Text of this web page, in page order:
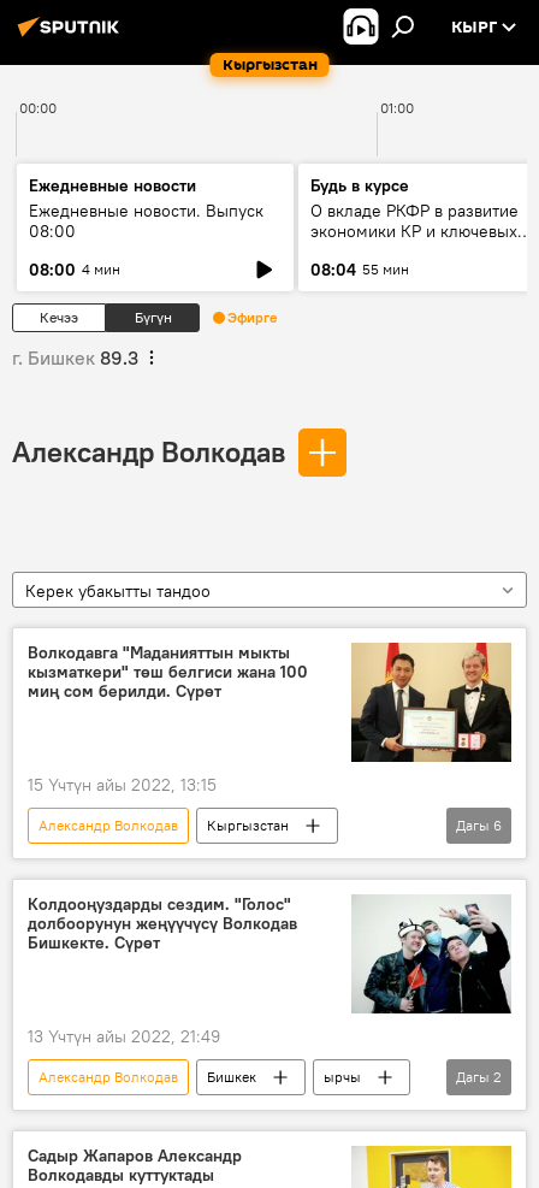
Кыргызстан
КЫРГ
00:00 01:00
Ежедневные новости
Ежедневные новости. Выпуск
08:00
08:00 4 мин
Будь в курсе
О вкладе РКФР в развитие
экономики КР и ключевых
08:04 55 мин
Кечээ Бүгүн Эфирге
г. Бишкек 89.3
Александр Волкодав
Керек убакытты тандоо
Волкодавга "Маданияттын мыкты
кызматкери" төш белгиси жана 100
миң сом берилди. Сүрөт
15 Үчтүн айы 2022, 13:15
Александр Волкодав
Кыргызстан
Маданият
Маданият, маалымат, спорт жана жаштар саясаты министрлиги
жеңүүчү
төш белги
Дагы 6
Колдооңуздарды сездим. "Голос"
долбоорунун жеңүүчүсү Волкодав
Бишкекте. Сүрөт
13 Үчтүн айы 2022, 21:49
Александр Волкодав Бишкек
ырчы
жеңүүчү
"Голос" долбоору
Дагы 2
Садыр Жапаров Александр
Волкодавды куттуктады